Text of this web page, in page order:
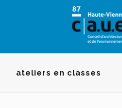
ateliers en classes
Panneau de gestion des cookies